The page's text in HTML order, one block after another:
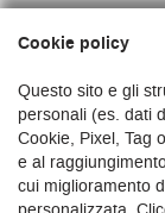
Dati fiscali:
Lungo Dora Siena 8/
C.F/P.IVA:
Registro delle
Cookie policy
Questo sito e gli
personali (es. dati
Cookie, Pixel, Tag
e al
cui miglioramento